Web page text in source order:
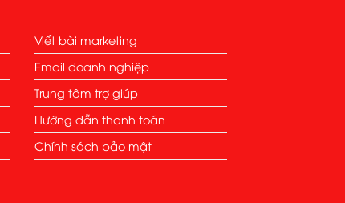
Viết bài marketing
Email doanh nghiệp
Trung tâm trợ giúp
Hướng dẫn thanh toán
Chính sách bảo mật